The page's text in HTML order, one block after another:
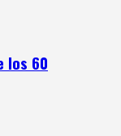
los 60